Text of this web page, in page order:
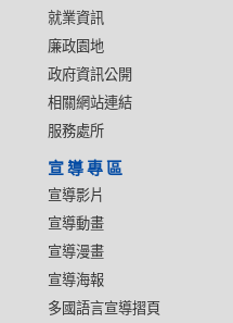
就業資訊
廉政園地
政府資訊公開
相關網站連結
服務處所
宣導專區
宣導影片
宣導動畫
宣導漫畫
宣導海報
多國語言宣導摺頁